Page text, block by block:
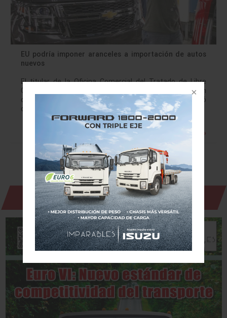
EU podría imponer aranceles a importación de autos
nuevos
El titular de la Oficina Comercial del Tratado de Libre
Comercio de América del Norte (TLCAN) en Washington
de la Secretaría de Economía, Guillermo Malpica, reveló
que el gobierno estadunidense…
Leer más »
Revista Digital